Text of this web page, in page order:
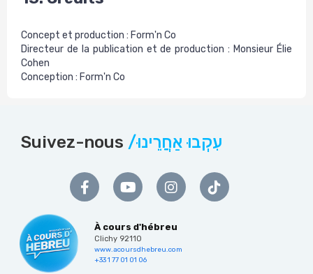
Concept et production : Form'n Co
Directeur de la publication et de production : Monsieur Élie
Cohen
Conception : Form'n Co
Suivez-nous /עִקְבוּ אַחֲרֵינוּ
À cours d'hébreu
Clichy 92110
www.acoursdhebreu.com
+33 1 77 01 01 06